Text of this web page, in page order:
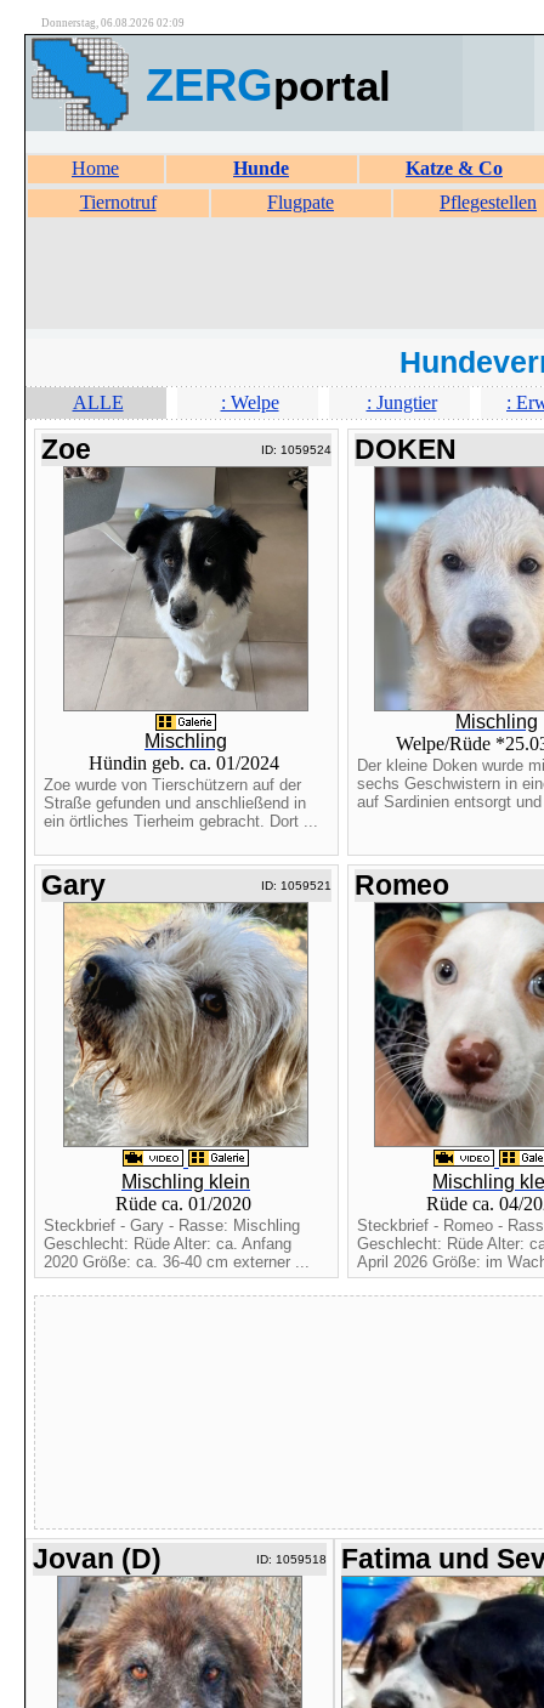
Donnerstag, 06.08.2026 02:09
ZERGportal
Home Hunde
Katze & Co
Tiernotruf
Flugpate Pflegestellen
ALLE : Welpe : Jungtier :
Zoe ID: 1059524
Mischling
Hündin geb. ca. 01/2024
Zoe wurde von Tierschützern auf der
Straße gefunden und anschließend in
ein örtliches Tierheim gebracht. Dort ...
DOKEN
Mischling
Welpe/Rüde
Der kleine Doken wurde
sechs Geschwistern in
auf Sardinien entsorgt
Gary ID: 1059521
Mischling klein
Rüde ca. 01/2020
Steckbrief - Gary - Rasse: Mischling
Geschlecht: Rüde Alter: ca. Anfang
2020 Größe: ca. 36-40 cm externer ...
Romeo
Mischling
Rüde ca. 04/
Steckbrief - Romeo -
Geschlecht: Rüde Alter:
April 2026 Größe: im
Jovan (D) ID: 1059518 Fatima und